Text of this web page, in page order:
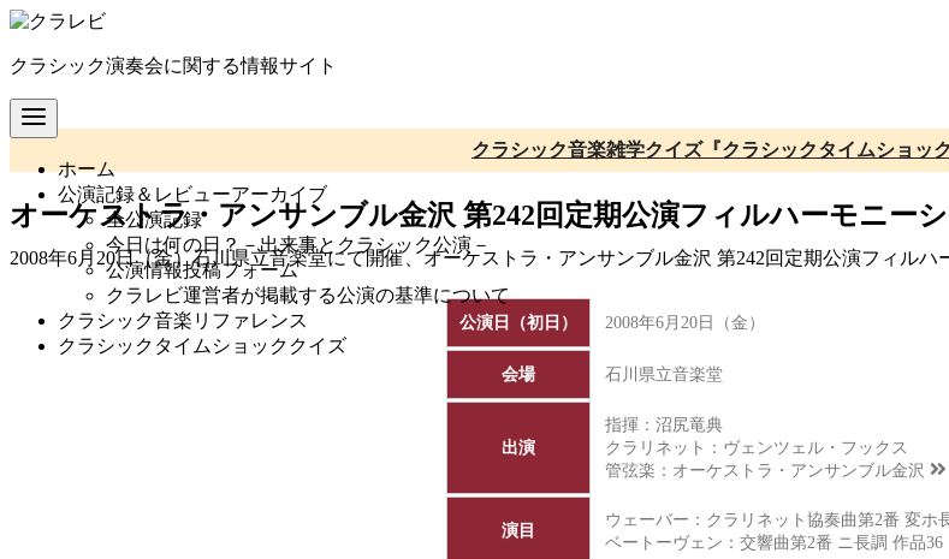
コ
テ
ン
ツ
移
クラシック演奏会に関する情報サイト
ホーム
公演記録＆レビューアーカイブ
全公演記録
今日は何の日？－出来事とクラシック公演－
公演情報投稿フォーム
クラレビ運営者が掲載する公演の基準について
クラシック音楽リファレンス
クラシックタイムショッククイズ
クラシック音楽雑学クイズ『クラシックタイムショッ
オーケストラ・アンサンブル金沢 第242回定期公演フィルハーモニー
2008年6月20日（金）石川県立音楽堂にて開催、オーケストラ・アンサンブル金沢 第242回定期公演フィル
公演日（初日） 2008年6月20日（金）
会場 石川県立音楽堂
出演
指揮：沼尻竜典
クラリネット：ヴェンツェル・フックス
管弦楽： オーケストラ・アンサンブル金沢
演目
ウェーバー：クラリネット協奏曲第2番 変ホ
ベートーヴェン：交響曲第2番 ニ長調 作品